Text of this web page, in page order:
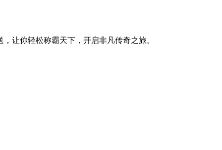
让你轻松称霸天下，开启非凡传奇之旅。